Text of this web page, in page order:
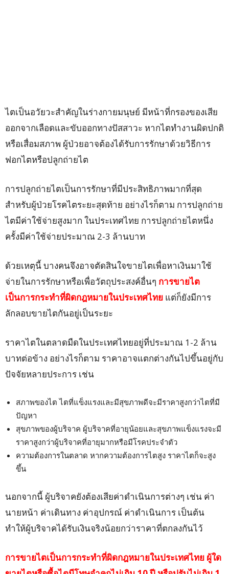
ไตเป็นอวัยวะสำคัญในร่างกายมนุษย์ มีหน้าที่กรองของเสีย
ออกจากเลือดและขับออกทางปัสสาวะ หากไตทำงานผิดปกติ
หรือเสื่อมสภาพ ผู้ป่วยอาจต้องได้รับการรักษาด้วยวิธีการ
ฟอกไตหรือปลูกถ่ายไต
การปลูกถ่ายไตเป็นการรักษาที่มีประสิทธิภาพมากที่สุด
สำหรับผู้ป่วยโรคไตระยะสุดท้าย อย่างไรก็ตาม การปลูกถ่าย
ไตมีค่าใช้จ่ายสูงมาก ในประเทศไทย การปลูกถ่ายไตหนึ่ง
ครั้งมีค่าใช้จ่ายประมาณ 2-3 ล้านบาท
ด้วยเหตุนี้ บางคนจึงอาจตัดสินใจขายไตเพื่อหาเงินมาใช้
จ่ายในการรักษาหรือเพื่อวัตถุประสงค์อื่นๆ การขายไต
เป็นการกระทำที่ผิดกฎหมายในประเทศไทย แต่ก็ยังมีการ
ลักลอบขายไตกันอยู่เป็นระยะ
ราคาไตในตลาดมืดในประเทศไทยอยู่ที่ประมาณ 1-2 ล้าน
บาทต่อข้าง อย่างไรก็ตาม ราคาอาจแตกต่างกันไปขึ้นอยู่กับ
ปัจจัยหลายประการ เช่น
สภาพของไต ไตที่แข็งแรงและมีสุขภาพดีจะมีราคาสูงกว่าไตที่มี
ปัญหา
สุขภาพของผู้บริจาค ผู้บริจาคที่อายุน้อยและสุขภาพแข็งแรงจะมี
ราคาสูงกว่าผู้บริจาคที่อายุมากหรือมีโรคประจำตัว
ความต้องการในตลาด หากความต้องการไตสูง ราคาไตก็จะสูง
ขึ้น
นอกจากนี้ ผู้บริจาคยังต้องเสียค่าดำเนินการต่างๆ เช่น ค่า
นายหน้า ค่าเดินทาง ค่าอุปกรณ์ ค่าดำเนินการ เป็นต้น
ทำให้ผู้บริจาคได้รับเงินจริงน้อยกว่าราคาที่ตกลงกันไว้
การขายไตเป็นการกระทำที่ผิดกฎหมายในประเทศไทย ผู้ใด